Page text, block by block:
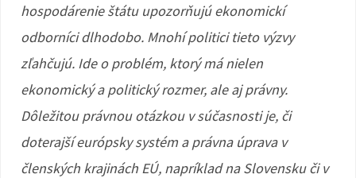
hospodárenie štátu upozorňujú ekonomickí
odborníci dlhodobo. Mnohí politici tieto výzvy
zľahčujú. Ide o problém, ktorý má nielen
ekonomický a politický rozmer, ale aj právny.
Dôležitou právnou otázkou v súčasnosti je, či
doterajší európsky systém a právna úprava v
členských krajinách EÚ, napríklad na Slovensku či v